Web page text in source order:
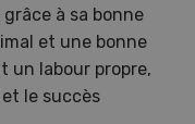
à sa bonne
et une bonne
un labour propre,
le succès